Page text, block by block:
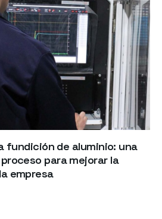
fundición de aluminio: una
para mejorar la
empresa